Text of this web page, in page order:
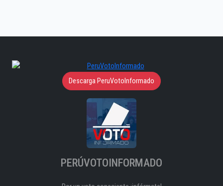
Descarga PeruVotoInformado
PERÚVOTOINFORMADO